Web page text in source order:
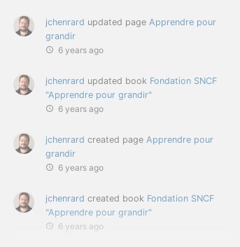
jchenrard updated page Apprendre pour
grandir
6 years ago
jchenrard updated book Fondation SNCF
"Apprendre pour grandir"
6 years ago
jchenrard created page Apprendre pour
grandir
6 years ago
jchenrard created book Fondation SNCF
"Apprendre pour grandir"
6 years ago